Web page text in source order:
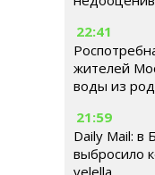
22:41
жителей
воды из
21:59
Daily Mail: в
выбросило
velella